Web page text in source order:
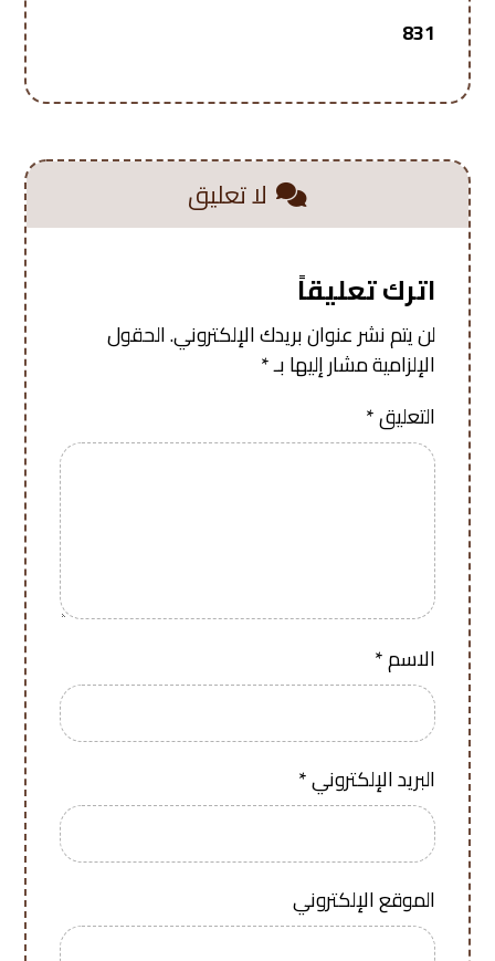
831
لا تعليق
اترك تعليقاً
لن يتم نشر عنوان بريدك الإلكتروني.الحقول
الإلزامية مشار إليها بـ*
التعليق*
الاسم*
البريد الإلكتروني*
الموقع الإلكتروني